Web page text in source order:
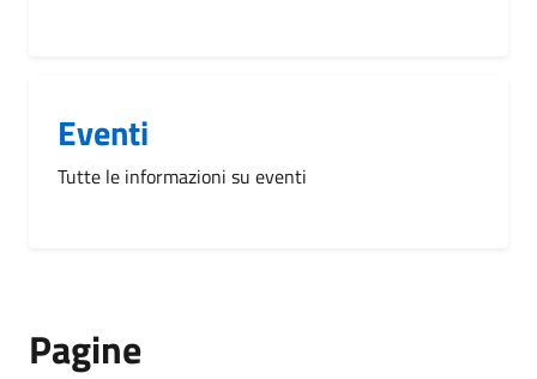
Eventi
Tutte le informazioni su eventi
Pagine